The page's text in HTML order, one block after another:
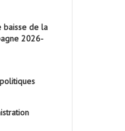
baisse de la
2026-